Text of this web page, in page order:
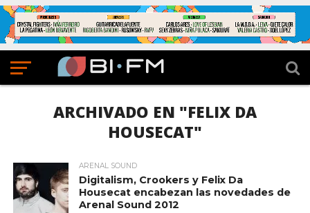
ARCHIVADO EN "FELIX DA
HOUSECAT"
ARENAL SOUND
Digitalism, Crookers y Felix Da
Housecat encabezan las novedades de
Arenal Sound 2012